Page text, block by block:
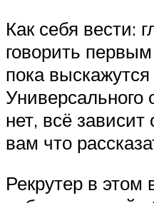
Как себя вести:
говорить
пока выскажутся
Универсального
нет, всё зависит
вам что
Рекрутер в этом